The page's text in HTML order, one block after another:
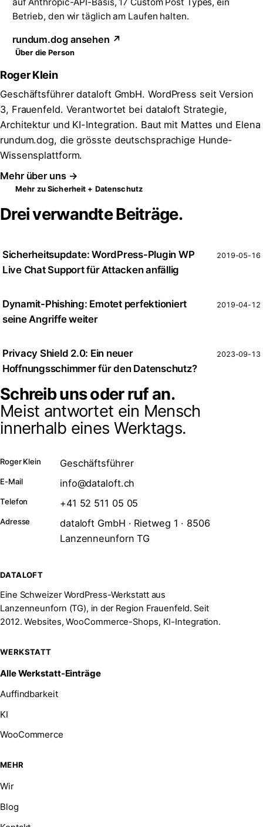
Betrieb, den wir täglich am Laufen halten.
rundum.dog ansehen ↗
Über die Person
Roger Klein
Geschäftsführer dataloft GmbH. WordPress seit Version
3, Frauenfeld. Verantwortet bei dataloft Strategie,
Architektur und KI-Integration. Baut mit Mattes und Elena
rundum.dog, die grösste deutschsprachige Hunde-
Wissensplattform.
Mehr über uns →
Mehr zu Sicherheit + Datenschutz
Drei verwandte Beiträge.
Sicherheitsupdate: WordPress-Plugin WP
Live Chat Support für Attacken anfällig
2019-05-16
Dynamit-Phishing: Emotet perfektioniert
seine Angriffe weiter
2019-04-12
Privacy Shield 2.0: Ein neuer
Hoffnungsschimmer für den Datenschutz?
2023-09-13
Schreib uns oder ruf an.
Meist antwortet ein Mensch
innerhalb eines Werktags.
Roger Klein Geschäftsführer
E-Mail info@dataloft.ch
Telefon +41 52 511 05 05
Adresse
dataloft GmbH · Rietweg 1 · 8506
Lanzenneunforn TG
DATALOFT
Eine Schweizer WordPress-Werkstatt aus
Lanzenneunforn (TG), in der Region Frauenfeld. Seit
2012. Websites, WooCommerce-Shops, KI-Integration.
WERKSTATT
Alle Werkstatt-Einträge
Auffindbarkeit
KI
WooCommerce
MEHR
Wir
Blog